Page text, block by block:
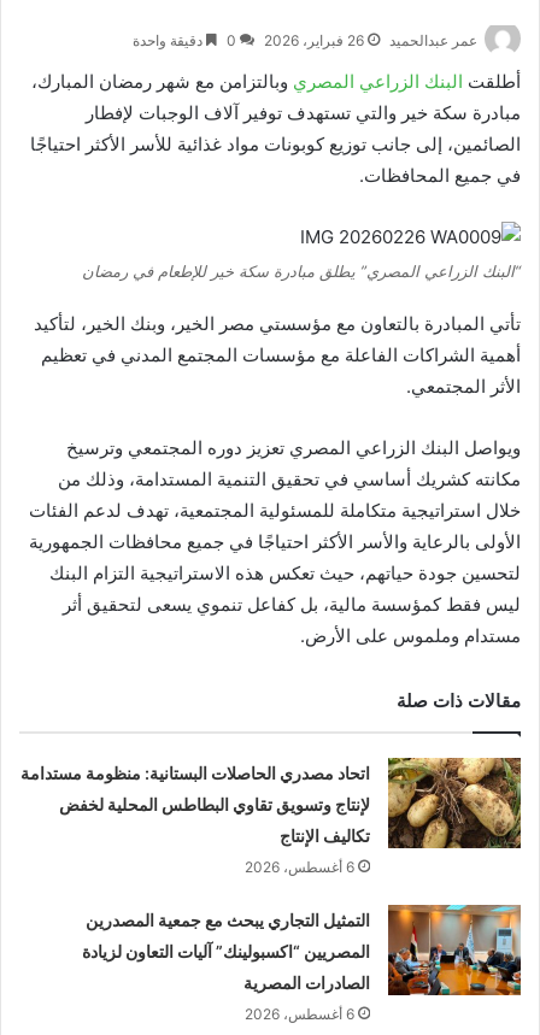
عمر عبدالحميد 26 فبراير، 2026 0 دقيقة واحدة
أطلقت البنك الزراعي المصري وبالتزامن مع شهر رمضان المبارك،
مبادرة سكة خير والتي تستهدف توفير آلاف الوجبات لإفطار
الصائمين، إلى جانب توزيع كوبونات مواد غذائية للأسر الأكثر احتياجًا
في جميع المحافظات.
“البنك الزراعي المصري” يطلق مبادرة سكة خير للإطعام في رمضان
تأتي المبادرة بالتعاون مع مؤسستي مصر الخير، وبنك الخير، لتأكيد
أهمية الشراكات الفاعلة مع مؤسسات المجتمع المدني في تعظيم
الأثر المجتمعي.
ويواصل البنك الزراعي المصري تعزيز دوره المجتمعي وترسيخ
مكانته كشريك أساسي في تحقيق التنمية المستدامة، وذلك من
خلال استراتيجية متكاملة للمسئولية المجتمعية، تهدف لدعم الفئات
الأولى بالرعاية والأسر الأكثر احتياجًا في جميع محافظات الجمهورية
لتحسين جودة حياتهم، حيث تعكس هذه الاستراتيجية التزام البنك
ليس فقط كمؤسسة مالية، بل كفاعل تنموي يسعى لتحقيق أثر
مستدام وملموس على الأرض.
مقالات ذات صلة
اتحاد مصدري الحاصلات البستانية: منظومة مستدامة
لإنتاج وتسويق تقاوي البطاطس المحلية لخفض
تكاليف الإنتاج
6 أغسطس، 2026
التمثيل التجاري يبحث مع جمعية المصدرين
المصريين “اكسبولينك” آليات التعاون لزيادة
الصادرات المصرية
6 أغسطس، 2026